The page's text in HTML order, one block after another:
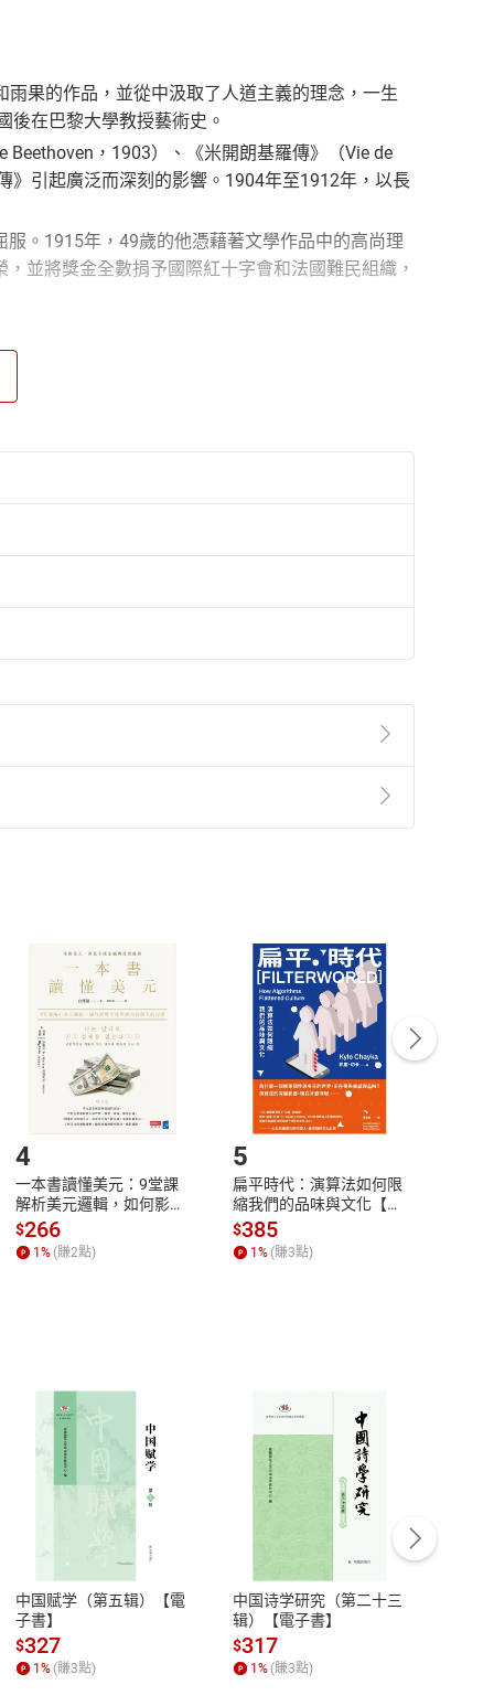
果的作品，並從中汲取了人道主義的理念，一生
後在巴黎大學教授藝術史。
，1903）、《米開朗基羅傳》（Vie de
》引起廣泛而深刻的影響。1904年至1912年，以長
。1915年，49歲的他憑藉著文學作品中的高尚理
並將獎金全數捐予國際紅十字會和法國難民組織，
巴黎大學，譯有大量的法文作品，包括巴爾札克、
第2條第5款之規定，「非以有形媒介提供之數位
點選「瀏覽訂單明細」 「申請取消訂單/退
貨。
付款方式
Payment
完成訂單
Complete
號，下載書籍後看書
性
參
客服資訊
服務時間：週一到週五 10:00-12:00、
13:00-17:00 (國定假日及例假日休息)
客服電話：0080-1857077
4
一本書讀懂美元：9堂課
解析美元邏輯，如何影響
全球經濟和每個人的投資
【電子書】
$266
1% (賺2點)
5
扁平時代：演算法如何限
縮我們的品味與文化【電
子書】
$385
1% (賺3點)
中国赋学（第五辑）【電
子書】
$327
1% (賺3點)
中国诗学研究（第二十三
辑）【電子書】
$317
1% (賺3點)